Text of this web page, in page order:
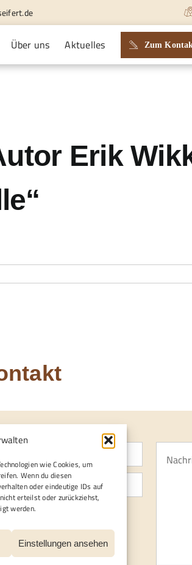
wie Cookies, um
Wenn du diesen
oder eindeutige IDs auf
erteilst oder zurückziehst,
werden.
Einstellungen ansehen
Über uns Aktuelles Zum
Erik
Kontaktaufnahme:*
E-Mail
Telefonisch
Per Post